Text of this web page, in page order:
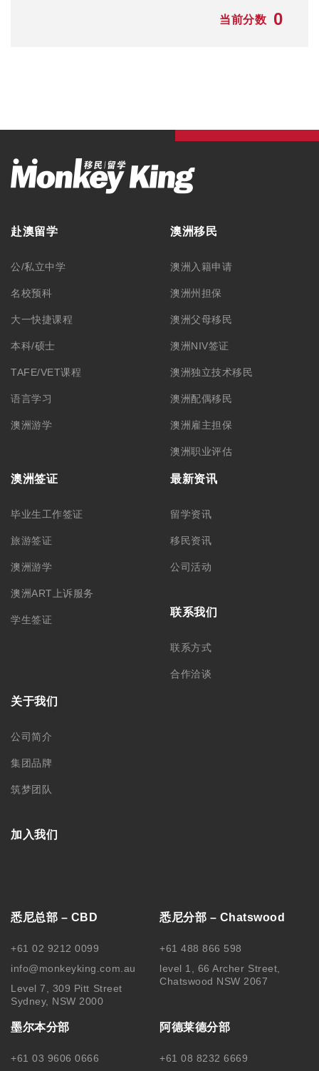
当前分数 0
赴澳留学
公/私立中学
名校预科
大一快捷课程
本科/硕士
TAFE/VET课程
语言学习
澳洲游学
澳洲移民
澳洲入籍申请
澳洲州担保
澳洲父母移民
澳洲NIV签证
澳洲独立技术移民
澳洲配偶移民
澳洲雇主担保
澳洲职业评估
澳洲签证
毕业生工作签证
旅游签证
澳洲游学
澳洲ART上诉服务
学生签证
最新资讯
留学资讯
移民资讯
公司活动
联系我们
联系方式
合作洽谈
关于我们
公司简介
集团品牌
筑梦团队
加入我们
悉尼总部 – CBD
+61 02 9212 0099
info@monkeyking.com.au
Level 7, 309 Pitt Street
Sydney, NSW 2000
悉尼分部 – Chatswood
+61 488 866 598
level 1, 66 Archer Street,
Chatswood NSW 2067
墨尔本分部
+61 03 9606 0666
阿德莱德分部
+61 08 8232 6669